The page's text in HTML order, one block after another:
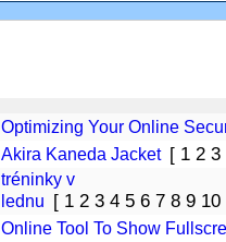
Optimizing Your Online
Akira Kaneda Jacket [ 1 2 3
tréninky v
lednu [ 1 2 3 4 5 6 7 8 9 10
Online Tool To Show